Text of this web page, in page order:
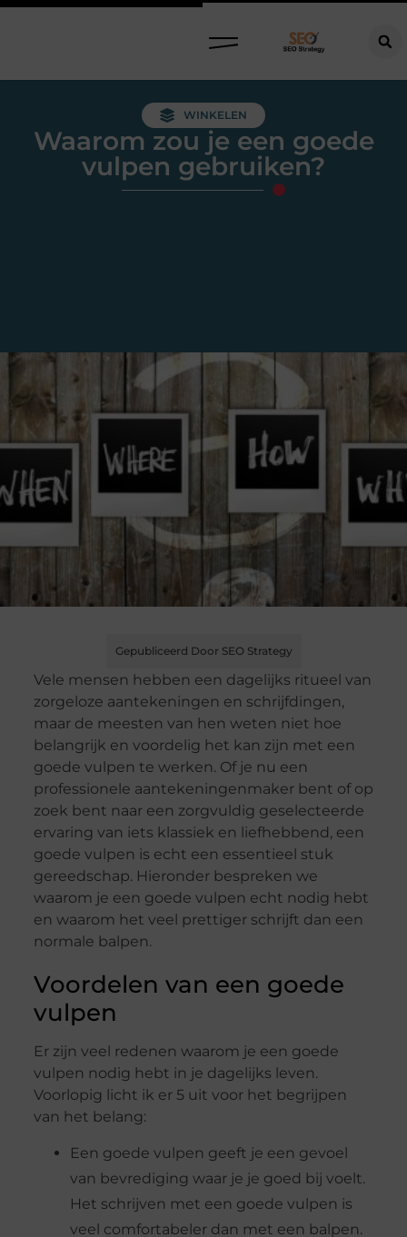
WINKELEN
Waarom zou je een goede
vulpen gebruiken?
Gepubliceerd Door SEO Strategy
Vele mensen hebben een dagelijks ritueel van
zorgeloze aantekeningen en schrijfdingen,
maar de meesten van hen weten niet hoe
belangrijk en voordelig het kan zijn met een
goede vulpen te werken. Of je nu een
professionele aantekeningenmaker bent of op
zoek bent naar een zorgvuldig geselecteerde
ervaring van iets klassiek en liefhebbend, een
goede vulpen is echt een essentieel stuk
gereedschap. Hieronder bespreken we
waarom je een goede vulpen echt nodig hebt
en waarom het veel prettiger schrijft dan een
normale balpen.
Voordelen van een goede
vulpen
Er zijn veel redenen waarom je een goede
vulpen nodig hebt in je dagelijks leven.
Voorlopig licht ik er 5 uit voor het begrijpen
van het belang:
Een goede vulpen geeft je een gevoel
van bevrediging waar je je goed bij voelt.
Het schrijven met een goede vulpen is
veel comfortabeler dan met een balpen.